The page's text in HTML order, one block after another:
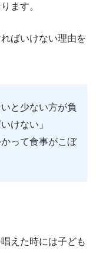
ます。
ばいけない理由を
と少ない方が負
けない」
って食事がこぼ
えた時には子ども